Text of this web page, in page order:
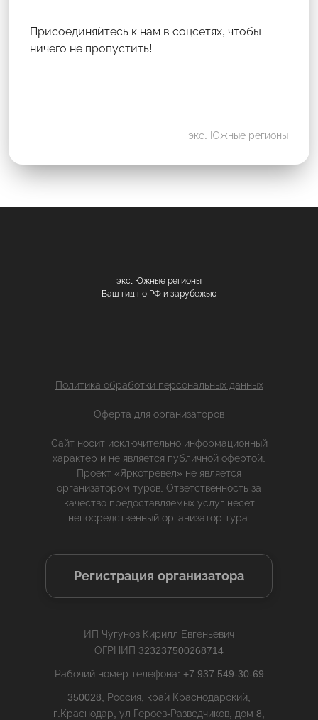
Присоединяйтесь к нам в соцсетях, чтобы
ничего не пропустить!
экс. Южные регионы
экс. Южные регионы
Ваш гид по РФ и зарубежью
Политика обработки персональных данных
Оферта для организаторов
Сайт носит исключительно информационный
характер и не является публичной офертой.
Проект «Яркотревел» не является
организатором туров. Ответственность за
качество предоставляемых услуг несет
непосредственный организатор тура.
Регистрация организатора
ИП Чугунов Кирилл Евгеньевич
ОГРНИП 323237500268714
Рабочий номер телефона: +7 937 549-30-69
350028, Россия, край Краснодарский,
г.Краснодар, ул Героев-Разведчиков, дом 8,